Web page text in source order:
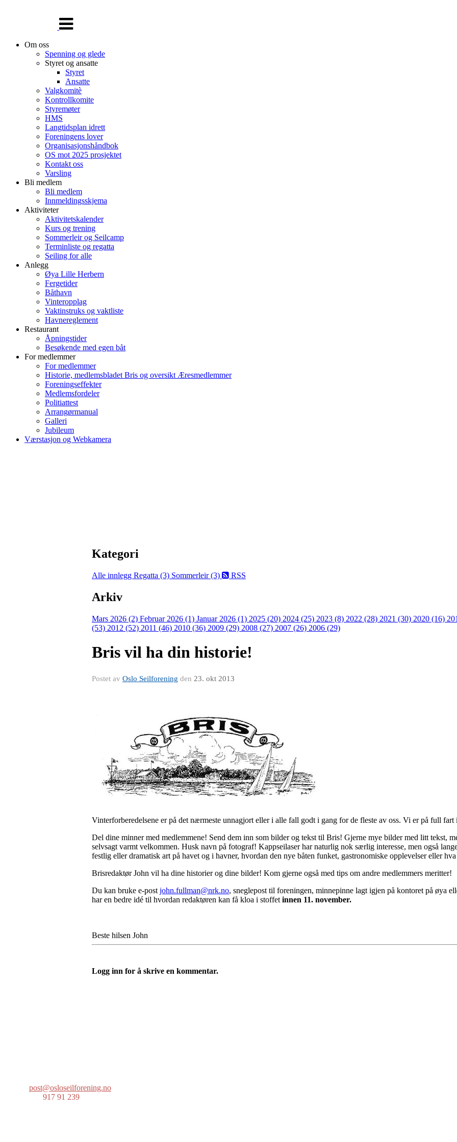
navigasjon
Om oss
Spenning og glede
Styret og ansatte
Styret
Ansatte
Valgkomitè
Kontrollkomite
Styremøter
HMS
Langtidsplan idrett
Foreningens lover
Organisasjonshåndbok
OS mot 2025 prosjektet
Kontakt oss
Varsling
Bli medlem
Bli medlem
Innmeldingsskjema
Aktiviteter
Aktivitetskalender
Kurs og trening
Sommerleir og Seilcamp
Terminliste og regatta
Seiling for alle
Anlegg
Øya Lille Herbern
Fergetider
Båthavn
Vinteropplag
Vaktinstruks og vaktliste
Havnereglement
Restaurant
Åpningstider
Besøkende med egen båt
For medlemmer
For medlemmer
Historie, medlemsbladet Bris og oversikt Æresmedlemmer
Foreningseffekter
Medlemsfordeler
Politiattest
Arrangørmanual
Galleri
Jubileum
Værstasjon og Webkamera
Kategori
Alle innlegg Regatta (3) Sommerleir (3) RSS
Arkiv
Mars 2026 (2) Februar 2026 (1) Januar 2026 (1) 2025 (20) 2024 (25) 2023 (8) 2022 (28) 2021 (30) 2020 (16)
(53) 2012 (52) 2011 (46) 2010 (36) 2009 (29) 2008 (27) 2007 (26) 2006 (29)
Bris vil ha din historie!
Postet av Oslo Seilforening den 23. okt 2013
Vinterforberedelsene er på det nærmeste unnagjort eller i alle fall godt i gang for de fleste av oss. Vi er på full fart
Del dine minner med medlemmene! Send dem inn som bilder og tekst til Bris! Gjerne mye bilder med litt tekst,
selvsagt varmt velkommen. Husk navn på fotograf! Kappseilaser har naturlig nok særlig interesse, men også
festlig eller dramatisk art på havet og i havner, hvordan den nye båten funket, gastronomiske opplevelser eller
Brisredaktør John vil ha dine historier og dine bilder! Kom gjerne også med tips om andre medlemmers meritter!
Du kan bruke e-post john.fullman@nrk.no, sneglepost til foreningen, minnepinne lagt igjen på kontoret på øya
har en bedre idé til hvordan redaktøren kan få kloa i stoffet innen 11. november.
Beste hilsen John
Logg inn for å skrive en kommentar.
post@osloseilforening.no
917 91 239